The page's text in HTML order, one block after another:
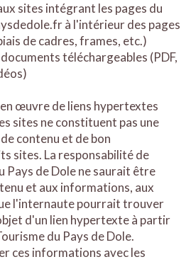
sites intégrant les pages du
à l'intérieur des pages
de cadres, frames, etc.)
téléchargeables (PDF,
œuvre de liens hypertextes
sites ne constituent pas une
contenu et de bon
sites. La responsabilité de
Pays de Dole ne saurait être
et aux informations, aux
l'internaute pourrait trouver
d'un lien hypertexte à partir
du Pays de Dole.
ces informations avec les